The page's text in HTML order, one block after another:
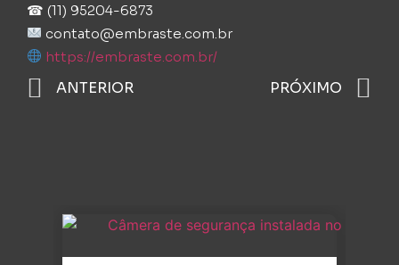
☎ (11) 95204-6873
contato@embraste.com.br
https://embraste.com.br/
ANTERIOR PRÓXIMO